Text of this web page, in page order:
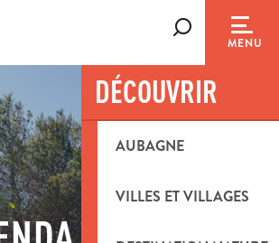
MENU
DÉCOUVRIR
AUBAGNE
VILLES ET VILLAGES